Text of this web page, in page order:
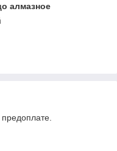
алмазное